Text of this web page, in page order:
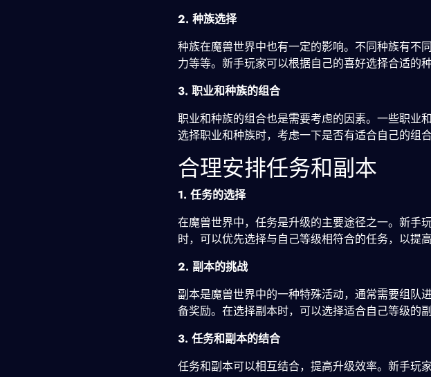
2. 种族选择
种族在魔兽世界中也有一定的影响。不同种族有不
力等等。新手玩家可以根据自己的喜好选择合适的
3. 职业和种族的组合
职业和种族的组合也是需要考虑的因素。一些职业
选择职业和种族时，考虑一下是否有适合自己的组
合理安排任务和副本
1. 任务的选择
在魔兽世界中，任务是升级的主要途径之一。新手
时，可以优先选择与自己等级相符合的任务，以提
2. 副本的挑战
副本是魔兽世界中的一种特殊活动，通常需要组队
备奖励。在选择副本时，可以选择适合自己等级的
3. 任务和副本的结合
任务和副本可以相互结合，提高升级效率。新手玩